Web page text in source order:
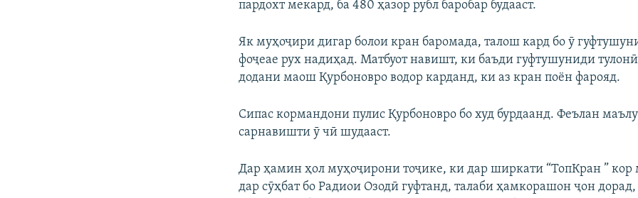
пардохт мекард, ба 480 ҳазор рубл баробар будааст.
Як муҳоҷири дигар болои кран баромада, талош кард бо ӯ
фоҷеае рух надиҳад. Матбуот навишт, ки баъди гуфтушуниди
додани маош Қурбоновро водор карданд, ки аз кран поён фарояд.
Сипас кормандони пулис Қурбоновро бо худ бурдаанд. Феълан
сарнавишти ӯ чӣ шудааст.
Дар ҳамин ҳол муҳоҷирони тоҷике, ки дар ширкати “ТопКран ” кор
дар сӯҳбат бо Радиои Озодӣ гуфтанд, талаби ҳамкорашон ҷон